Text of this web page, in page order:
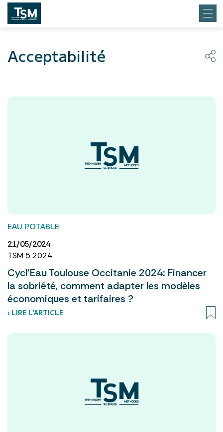
Acceptabilité
EAU POTABLE
21/05/2024
TSM 5 2024
Cycl'Eau Toulouse Occitanie 2024: Financer
la sobriété, comment adapter les modèles
économiques et tarifaires ?
› LIRE L’ARTICLE